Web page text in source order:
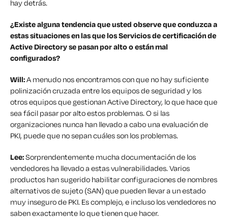
hay detrás.
¿Existe alguna tendencia que usted observe que conduzca a
estas situaciones en las que los Servicios de certificación de
Active Directory se pasan por alto o están mal
configurados?
Will:A menudo nos encontramos con que no hay suficiente
polinización cruzada entre los equipos de seguridad y los
otros equipos que gestionan Active Directory, lo que hace que
sea fácil pasar por alto estos problemas. O si las
organizaciones nunca han llevado a cabo una evaluación de
PKI, puede que no sepan cuáles son los problemas.
Lee:Sorprendentemente mucha documentación de los
vendedores ha llevado a estas vulnerabilidades. Varios
productos han sugerido habilitar configuraciones de nombres
alternativos de sujeto (SAN) que pueden llevar a un estado
muy inseguro de PKI. Es complejo, e incluso los vendedores no
saben exactamente lo que tienen que hacer.